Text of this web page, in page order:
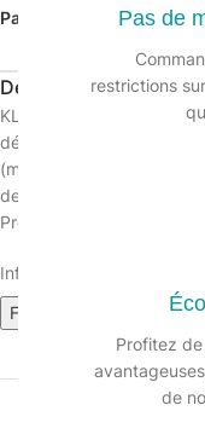
Pas de
restrictions
Profitez
de
Partager:
Description
KLEAN’LAV est un
dégraissage de la
(monozone , tunnel, à
des lave vaisselle, il doit
Produit fabriqué en France.
Informations sur le produit :
Fiche technique